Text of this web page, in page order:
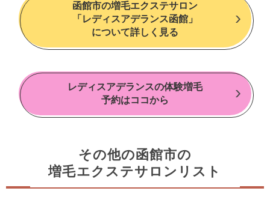
函館市の増毛エクステサロン
「レディスアデランス函館」
について詳しく見る
レディスアデランスの体験増毛
予約はココから
その他の函館市の
増毛エクステサロンリスト